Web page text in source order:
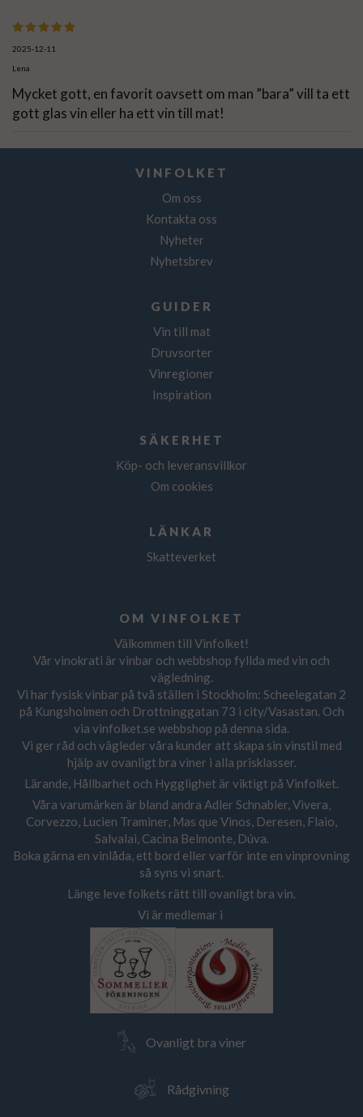
2025-12-11
Lena
Mycket gott, en favorit oavsett om man ”bara” vill ta ett
gott glas vin eller ha ett vin till mat!
VINFOLKET
Om oss
Kontakta oss
Nyheter
Nyhetsbrev
GUIDER
Vin till mat
Druvsorter
Vinregioner
Inspiration
SÄKERHET
Köp- och leveransvillkor
Om cookies
LÄNKAR
Skatteverket
OM VINFOLKET
Välkommen till Vinfolket!
Vår vinokrati är vinbar och webbshop fyllda med vin och
vägledning.
Vi har fysisk vinbar på två ställen i Stockholm: Scheelegatan 2
på Kungsholmen och Drottninggatan 73 i city/Vasastan. Och
via vinfolket.se webbshop på denna sida.
Vi ger råd och vägleder våra kunder att skapa sin vinstil med
hjälp av ovanligt bra viner i alla prisklasser.
Lärande, Hållbarhet och Hygglighet är viktigt på Vinfolket.
Våra varumärken är bland andra Adler Schnabler, Vivera,
Corvezzo, Lucien Traminer, Mas que Vinos, Deresen, Flaio,
Salvalai, Cacina Belmonte, Dúva.
Boka gärna en vinlåda, ett bord eller varför inte en vinprovning
så syns vi snart.
Länge leve folkets rätt till ovanligt bra vin.
Vi är medlemar i
Ovanligt bra viner
Rådgivning